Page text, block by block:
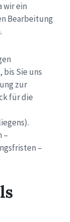
wir ein
Bearbeitung
Sie uns
zur
für die
–
–